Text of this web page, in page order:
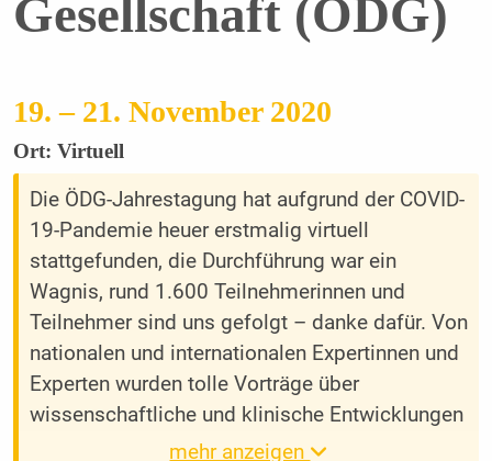
Gesellschaft (ÖDG)
19. – 21. November 2020
Ort: Virtuell
Die ÖDG-Jahrestagung hat aufgrund der COVID-
19-Pandemie heuer erstmalig virtuell
stattgefunden, die Durchführung war ein
Wagnis, rund 1.600 Teilnehmerinnen und
Teilnehmer sind uns gefolgt – danke dafür. Von
nationalen und internationalen Expertinnen und
Experten wurden tolle Vorträge über
wissenschaftliche und klinische Entwicklungen
und Innovationen präsentiert, es fand auch eine
mehr anzeigen